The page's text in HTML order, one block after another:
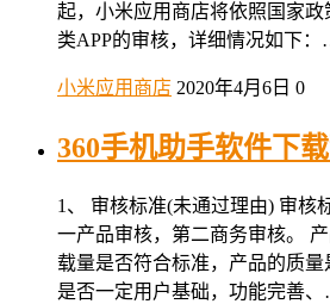
起，小米应用商店将依照国家
类APP的审核，详细情况如下
小米应用商店 2020年4月6日 0
360手机助手软件下
1、 审核标准(未通过理由) 审核
一产品审核，第二商务审核。
载量是否符合标准，产品的质量
是否一定用户基础，功能完善